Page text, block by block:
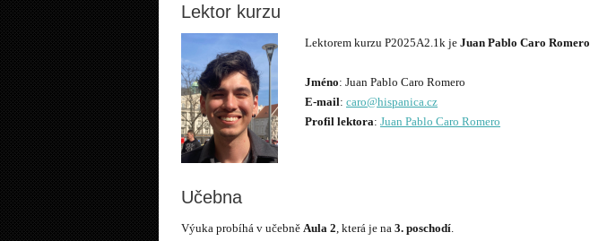
Lektor kurzu
Lektorem kurzu P2025A2.1k je Juan Pablo Caro Romero
Jméno
E-mail: caro@hispanica.cz
Profil lektora: Juan Pablo Caro Romero
Učebna
Výuka probíhá v učebně Aula 2, která je na 3. poschodí.